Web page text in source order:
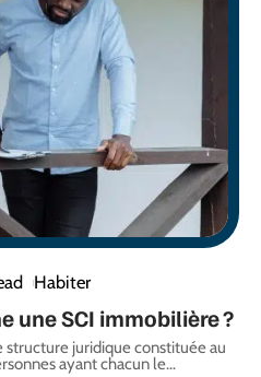
Habiter
une SCI immobilière ?
juridique constituée au
ayant chacun le…